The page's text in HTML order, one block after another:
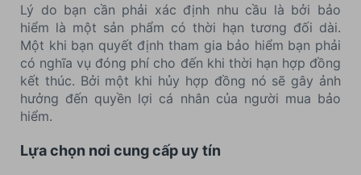
Lý do bạn cần phải xác định nhu cầu là bởi bảo
hiểm là một sản phẩm có thời hạn tương đối dài.
Một khi bạn quyết định tham gia bảo hiểm bạn phải
có nghĩa vụ đóng phí cho đến khi thời hạn hợp đồng
kết thúc. Bởi một khi hủy hợp đồng nó sẽ gây ảnh
hưởng đến quyền lợi cá nhân của người mua bảo
hiểm.
Lựa chọn nơi cung cấp uy tín